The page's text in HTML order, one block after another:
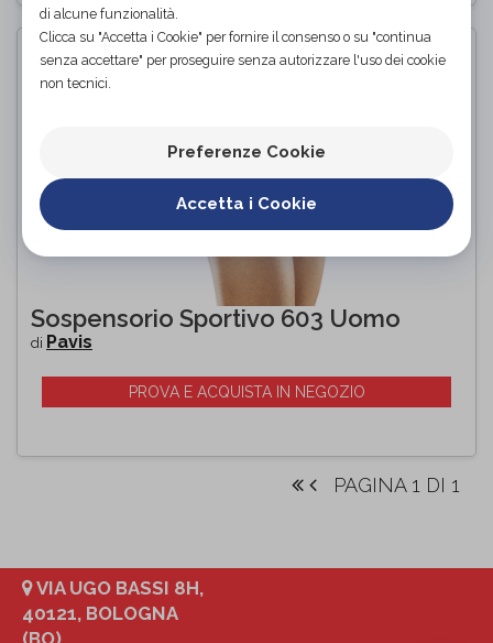
Sospensorio Sportivo 603 Uomo
di Pavis
PROVA E ACQUISTA IN NEGOZIO
PAGINA 1 DI 1
VIA UGO BASSI 8H,
40121, BOLOGNA
di alcune funzionalità.
Clicca su "Accetta i Cookie" per fornire il consenso o su "continua
senza accettare" per proseguire senza autorizzare l'uso dei cookie
non tecnici.
Preferenze Cookie
Accetta i Cookie